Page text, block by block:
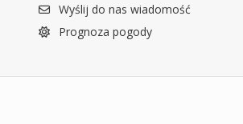
Wyślij do nas wiadomość
Prognoza pogody